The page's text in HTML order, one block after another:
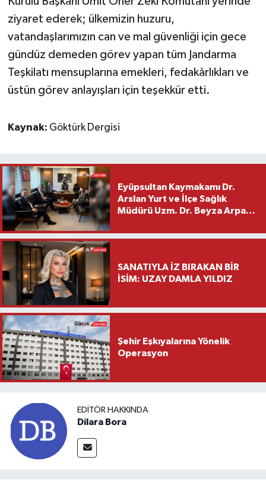
ziyaret ederek; ülkemizin huzuru,
vatandaşlarımızın can ve mal güvenliği için gece
gündüz demeden görev yapan tüm Jandarma
Teşkilatı mensuplarına emekleri, fedakârlıkları ve
üstün görev anlayışları için teşekkür etti.
Kaynak: Göktürk Dergisi
Eyüpsultan Kaymakamı Dr.
Arslan Yurt ve İlçe Sağlık
Müdürü Uzm. Dr. Beyza Arpacı
Ziyareti
SANATIYLA İZ BIRAKAN BİR
İSİM: UZAY DAMLA YILDIZ
Şehir Eşkıyalarına Yönelik
Operasyon
EDITÖR HAKKINDA
Dilara Bora